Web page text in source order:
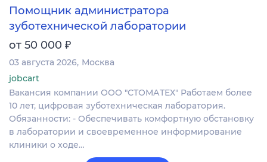
Помощник администратора
зуботехнической лаборатории
от 50 000 ₽
03 августа 2026 Москва
jobcart
Вакансия компании ООО "СТОМАТЕХ" Работаем более
10 лет, цифровая зуботехническая лаборатория.
Обязанности: - Обеспечивать комфортную обстановку
в лаборатории и своевременное информирование
клиники о ходе…